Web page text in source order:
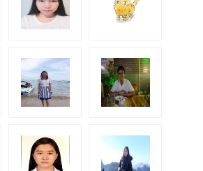
K.เบส K.เม
K.ดาว-ไทย-
จีน
K.เจมส์
K.Ying K.Ohor